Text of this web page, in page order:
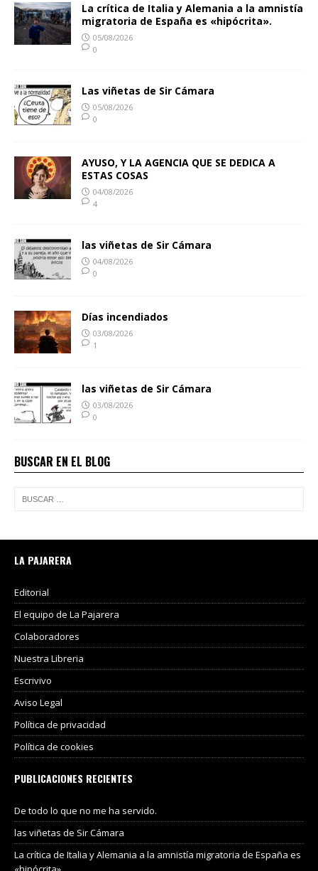
La crítica de Italia y Alemania a la amnistía
migratoria de España es «hipócrita».
05/08/2026
0
Las viñetas de Sir Cámara
05/08/2026
0
AYUSO, Y LA AGENCIA QUE SE DEDICA A
ESTAS COSAS
04/08/2026
4
las viñetas de Sir Cámara
04/08/2026
0
Días incendiados
03/08/2026
1
las viñetas de Sir Cámara
03/08/2026
0
BUSCAR EN EL BLOG
LA PAJARERA
Editorial
El equipo de La Pajarera
Colaboradores
Nuestra Libreria
Escrivivo
Aviso Legal
Política de privacidad
Política de cookies
PUBLICACIONES RECIENTES
De todo lo que no me ha servido.
las viñetas de Sir Cámara
La crítica de Italia y Alemania a la amnistía migratoria de España es